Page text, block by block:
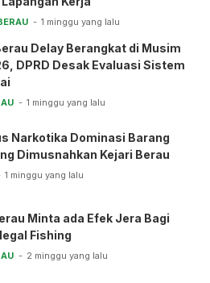
1 minggu yang lalu
Delay Berangkat di Musim
DPRD Desak Evaluasi Sistem
1 minggu yang lalu
Narkotika Dominasi Barang
Dimusnahkan Kejari Berau
1 minggu yang lalu
Minta ada Efek Jera Bagi
Fishing
2 minggu yang lalu